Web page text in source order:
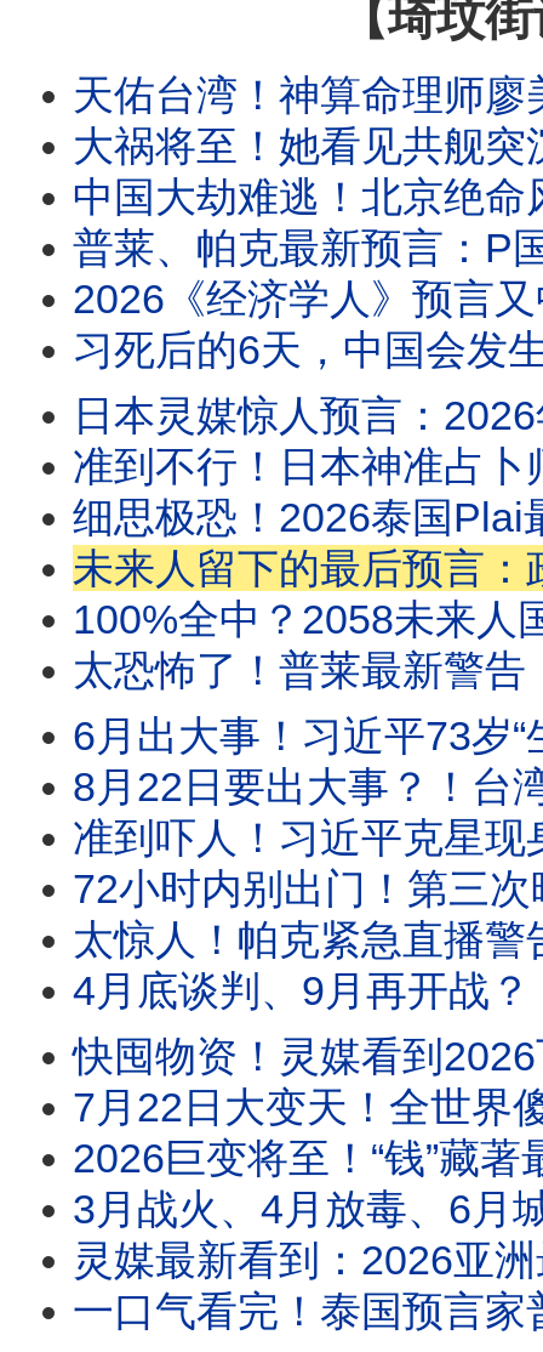
【琦玟
天佑台湾！神算命理师廖美然2026下半年预言：凶象重叠“最危险月份”来袭！鬼月遇上“子午大冲”
大祸将至！她看见共舰突沉海底！10月中国惊天巨变！习近平大难来了：大地震震开中
中国大劫难逃！北京绝命风水局彻底锁死习近平！4大凶煞引爆中国大劫：血旗倒
普莱、帕克最新预言：P国+V国最危险！台海9月有大事？中国有三省最先进入自治！2026下半年每个人都
2026《经济学人》预言又中了！千万不要回信！灵界说出了最震撼真相
习死后的6天，中国会发生什么？占卜师警告：立秋8月7日后别轻易前往中国大陆！《
日本灵媒惊人预言：2026年7月20日外星人将向全人类传递关乎生命的重要讯息！占
准到不行！日本神准占卜师紧急示警：最危险的日子来了！6月28、6月29要小心？！辛
细思极恐！2026泰国Plai最新预言：7月后会发生什么？她不敢再说了！140年
未来人留下的最后预言：政变军占领了最高人民法院和中国人民银行！日本著名预言家松
100%全中？2058未来人国分玲要回来了！最新预言警告：2026底全新传染病肆虐全
太恐怖了！普莱最新警告：千万别下船！下半年将出现大量离奇死亡！大家需早点准备！阎王震撼
6月出大事！习近平73岁“生死大坎”真的来了？！多位预言家同时看到“遇刺危机”
8月22日要出大事？！台湾命理师5字铁口说破川普命运？！特勤人员濒死22分钟
准到吓人！习近平克星现身！台湾命理师铁口预言：郑丽文将
72小时内别出门！第三次暗杀后，全面战争一夜爆发！大家一定要准备好，她看
太惊人！帕克紧急直播警告：10天后中东恐全面爆发！伊朗可能
4月底谈判、9月再开战？！阿南德最新预言：未来（新）伊朗将成最大赢家？！
快囤物资！灵媒看到2026下一个战场就在中国！帕克和《推背图》都预言了伊朗战争
7月22日大变天！全世界傻了：新旧秩序正在剥离 ，宇宙巨变，人类在这一刻
2026巨变将至！“钱”藏著最可怕的秘密？！史上最邪门的算法，当下中国
3月战火、4月放毒、6月城市危机、8月三位领导人同时被点到出大事！11 月更多“
灵媒最新看到：2026亚洲最大国家大丧逼近！中共风水失灵，习近平转运失败！
一口气看完！泰国预言家普莱2026全部预言：赤马年最旺生肖是谁？哪个